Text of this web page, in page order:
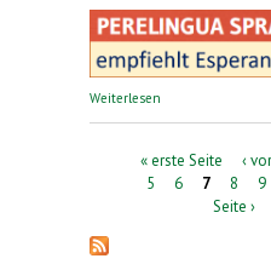
Weiterlesen
Seiten« erste Seite ‹
5
6 7 8 9
Seite ›